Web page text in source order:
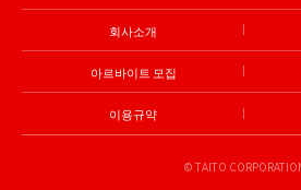
회사소개
아르바이트 모집
이용규약
© TAITO